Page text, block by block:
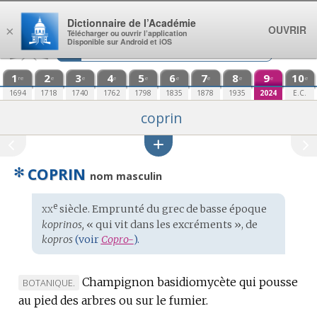
Aller au contenu
1 re
1694
2e
1718
3e
1740
4e
1762
5e
1798
6e
1835
7e
1878
8e
1935
9e
2024
10e
E.C.
coprin
✻ COPRIN nom masculin
Étymologie
:
xxesiècle. Emprunté du grec de basse époque
koprinos, « qui vit dans les excréments », de
kopros(voir Copro-).
MARQUE
DE
BOTANIQUE.
Champignon basidiomycète qui pousse
au pied des arbres ou sur le fumier.
×
Dictionnaire de l’Académie
Télécharger ou ouvrir l’application
Disponible sur Android et iOS
OUVRIR